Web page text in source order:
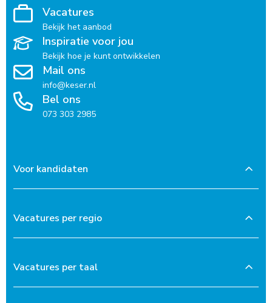
Vacatures
Bekijk het aanbod
Inspiratie voor jou
Bekijk hoe je kunt ontwikkelen
Mail ons
info@keser.nl
Bel ons
073 303 2985
Voor kandidaten
Vacatures per regio
Vacatures per taal